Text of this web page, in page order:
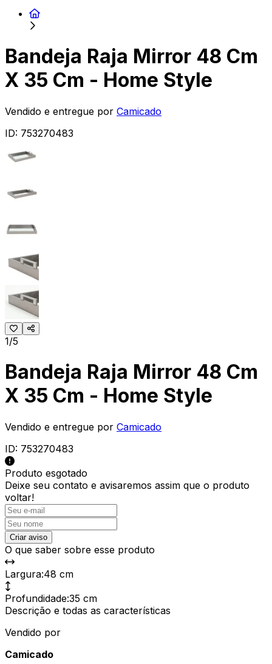
Bandeja Raja Mirror 48 Cm
X 35 Cm - Home Style
Vendido e entregue por Camicado
ID: 753270483
1/5
Bandeja Raja Mirror 48 Cm
X 35 Cm - Home Style
Vendido e entregue por Camicado
ID: 753270483
Produto esgotado
Deixe seu contato e avisaremos assim que o produto
voltar!
Criar aviso
O que saber sobre esse produto
Largura:48 cm
Profundidade:35 cm
Descrição e todas as características
Vendido por
Camicado